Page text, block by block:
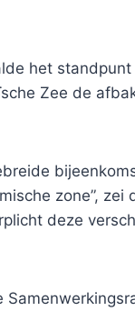
het standpunt
Zee de
zone”, zei
deze